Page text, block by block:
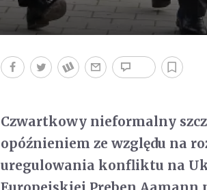
Czwartkowy nieformalny
opóźnieniem ze względu na
uregulowania konfliktu na